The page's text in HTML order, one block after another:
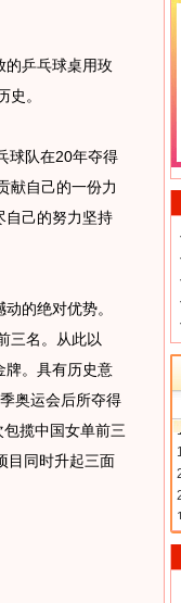
乒乓球桌用玫
。
球队在20年夺得
献自己的一份力
自己的努力坚持
的绝对优势。
三名。从此以
牌。具有历史意
奥运会后所夺得
揽中国女单前三
目同时升起三面